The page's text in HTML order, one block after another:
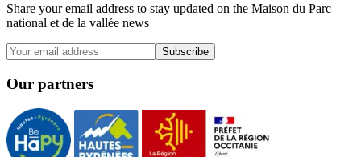
Share your email address to stay updated on the Maison du Parc
national et de la vallée news
Subscribe
Our partners